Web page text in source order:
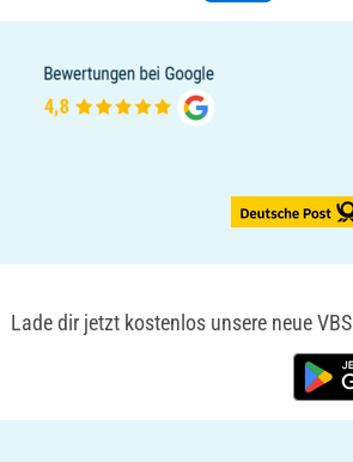
Lade dir jetzt kostenlos unsere neue